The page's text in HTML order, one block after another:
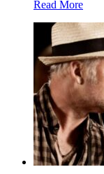
Read More